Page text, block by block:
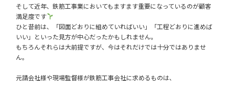
そして近年、鉄筋工事業においてもますます重要になっているのが顧客
満足度です
ひと昔前は、「図面どおりに組めていればいい」「工程どおりに進めば
いい」といった見方が中心だったかもしれません。
もちろんそれらは大前提ですが、今はそれだけでは十分ではありませ
ん。
元請会社様や現場監督様が鉄筋工事会社に求めるものは、